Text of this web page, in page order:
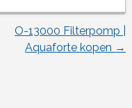
O-13000 Filterpomp |
Aquaforte kopen →